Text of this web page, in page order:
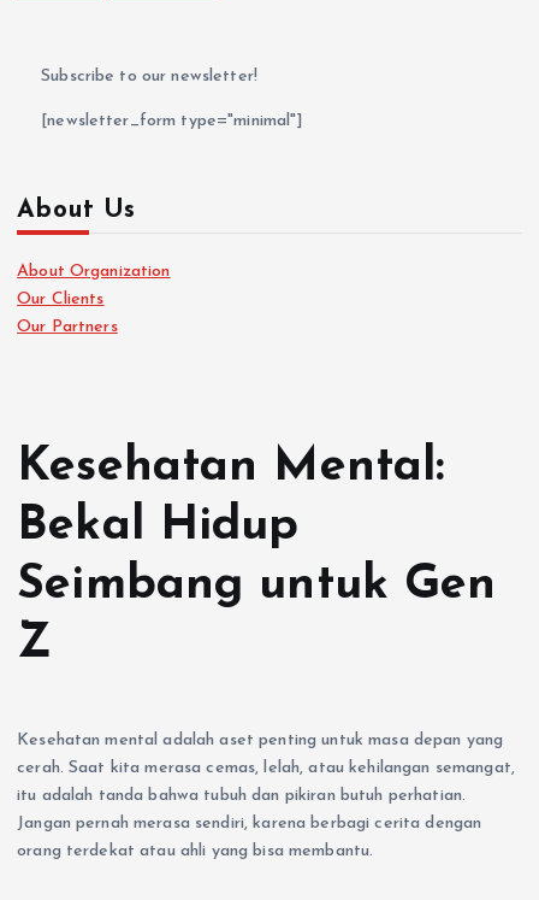
Subscribe to our newsletter!
[newsletter_form type="minimal"]
About Us
About Organization
Our Clients
Our Partners
Kesehatan Mental:
Bekal Hidup
Seimbang untuk Gen
Z
Kesehatan mental adalah aset penting untuk masa depan yang
cerah. Saat kita merasa cemas, lelah, atau kehilangan semangat,
itu adalah tanda bahwa tubuh dan pikiran butuh perhatian.
Jangan pernah merasa sendiri, karena berbagi cerita dengan
orang terdekat atau ahli yang bisa membantu.